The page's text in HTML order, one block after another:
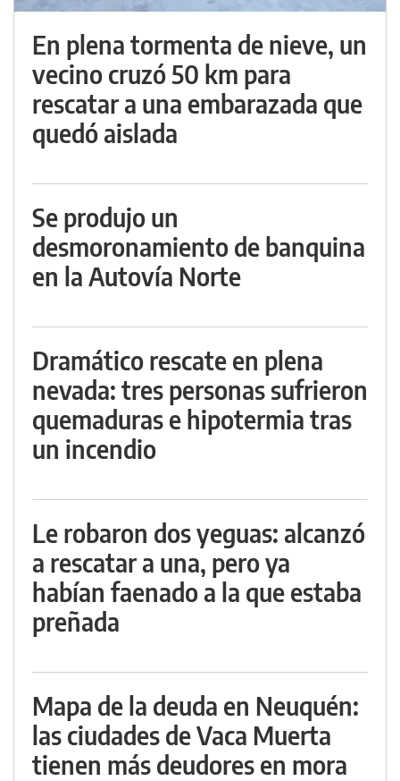
En plena tormenta de nieve, un
vecino cruzó 50 km para
rescatar a una embarazada que
quedó aislada
Se produjo un
desmoronamiento de banquina
en la Autovía Norte
Dramático rescate en plena
nevada: tres personas sufrieron
quemaduras e hipotermia tras
un incendio
Le robaron dos yeguas: alcanzó
a rescatar a una, pero ya
habían faenado a la que estaba
preñada
Mapa de la deuda en Neuquén:
las ciudades de Vaca Muerta
tienen más deudores en mora